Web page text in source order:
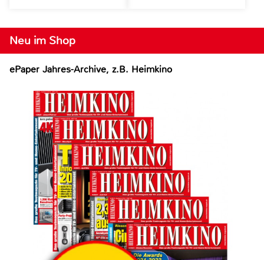
Neu im Shop
ePaper Jahres-Archive, z.B. Heimkino